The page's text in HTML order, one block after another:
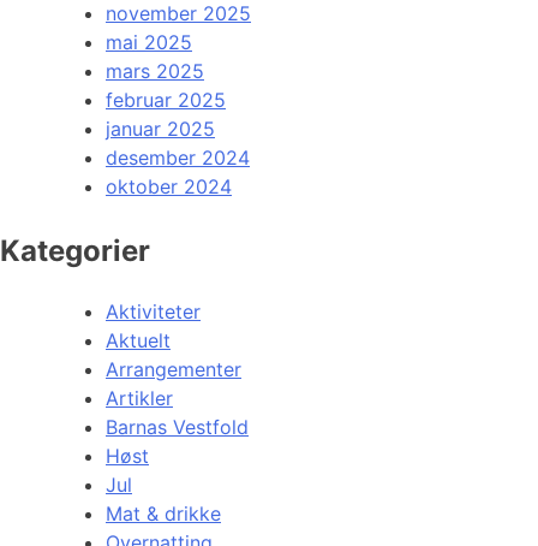
november 2025
mai 2025
mars 2025
februar 2025
januar 2025
desember 2024
oktober 2024
Kategorier
Aktiviteter
Aktuelt
Arrangementer
Artikler
Barnas Vestfold
Høst
Jul
Mat & drikke